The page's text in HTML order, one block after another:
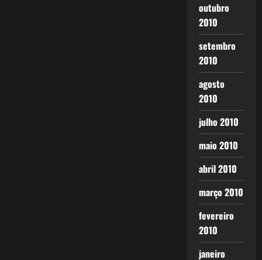
outubro
2010
setembro
2010
agosto
2010
julho 2010
maio 2010
abril 2010
março 2010
fevereiro
2010
janeiro